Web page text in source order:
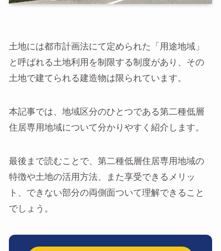
土地には都市計画法にて定められた「用途地域」
と呼ばれる土地利用を制限する制度があり、その
土地で建てられる建造物は限られています。
本記事では、地域区分のひとつである第二種低層
住居専用地域について分かりやすく紹介します。
最後まで読むことで、第二種低層住居専用地域の
特徴や土地の活用方法、また享受できるメリッ
ト、できない部分の両側面ついて理解できること
でしょう。